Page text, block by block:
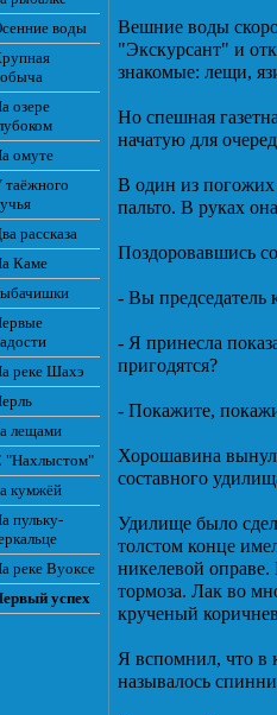
Вешние воды
"Экскурсант" и
знакомые: лещи,
Но спешная
начатую для
В один из
пальто. В руках
Поздоровавшись
- Вы председатель
- Я принесла
пригодятся?
- Покажите,
Хорошавина
составного
Удилище было
толстом конце
никелевой оправе.
тормоза. Лак во
крученый
Я вспомнил, что в
называлось
воды
озере
омуте
таёжного
рассказа
Каме
реке Шахэ
лещами
"Нахлыстом"
кумжёй
пульку-
реке Вуоксе
успех